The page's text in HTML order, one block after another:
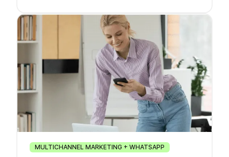
MULTICHANNEL MARKETING + WHATSAPP